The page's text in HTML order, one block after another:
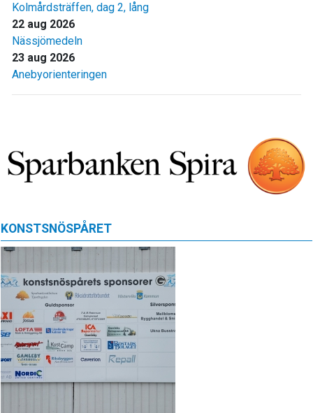
Kolmårdsträffen, dag 2, lång
22 aug 2026
Nässjömedeln
23 aug 2026
Anebyorienteringen
KONSTSNÖSPÅRET